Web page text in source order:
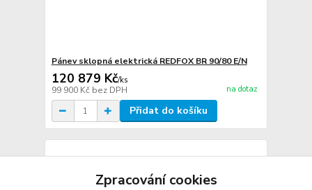
Pánev sklopná elektrická REDFOX BR 90/80 E/N
120 879 Kč/ks
99 900 Kč bez DPH na dotaz
Přidat do košíku
Zpracování cookies